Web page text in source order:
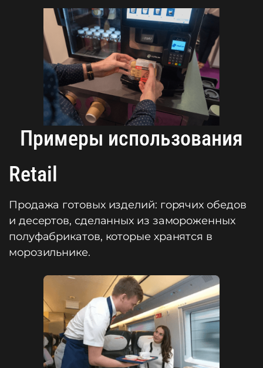
Примеры использования
Retail
Продажа готовых изделий: горячих обедов
и десертов, сделанных из замороженных
полуфабрикатов, которые хранятся в
морозильнике.